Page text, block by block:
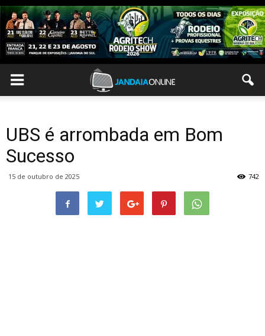
UBS é arrombada em Bom
Sucesso
15 de outubro de 2025 742